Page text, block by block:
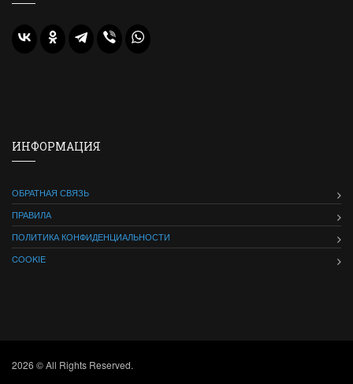
ИНФОРМАЦИЯ
ОБРАТНАЯ СВЯЗЬ
ПРАВИЛА
ПОЛИТИКА КОНФИДЕНЦИАЛЬНОСТИ
COOKIE
2026 © All Rights Reserved.